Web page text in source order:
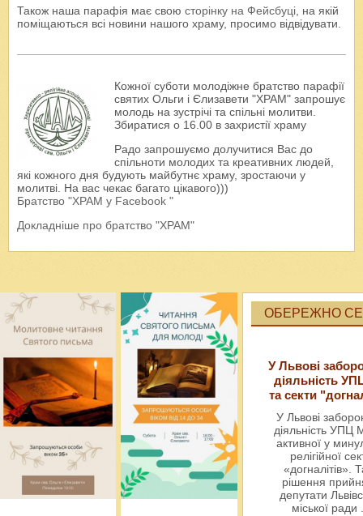
Також наша парафія має свою сторінку на Фейсбуці, на якій
поміщаються всі новини нашого храму, просимо відвідувати.
Кожної суботи молодіжне братство парафії
святих Ольги і Єлизавети "ХРАМ" запрошує
молодь на зустрічі та спільні молитви.
Збиратися о 16.00 в захристії храму
Радо запрошуємо долучитися Вас до
спільноти молодих та креативних людей,
які кожного дня будують майбутнє храму, зростаючи у
молитві. На вас чекає багато цікавого)))
Братство "ХРАМ у Facebook "
Докладніше про братство "ХРАМ"
ОБЕРЕЖНО
У Львові
діяльність
та секти
У Львові
діяльність УПЦ
активної у
релігійної
«догналітів».
рішення
депутати
міської ради